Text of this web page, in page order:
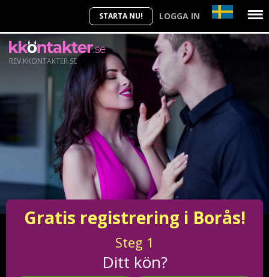
STARTA NU! LOGGA IN
REV.KKONTAKTER.SE
Gratis registrering i Borås!
Steg 1
Ditt kön?